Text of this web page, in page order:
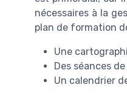
nécessaires à la
plan de formation
Une
Des séances
Un calendrier